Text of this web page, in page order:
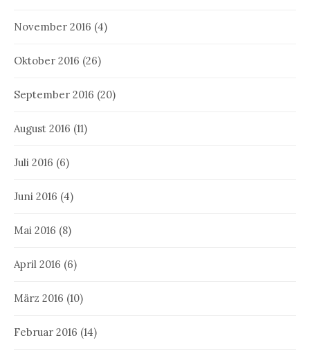
November 2016 (4)
Oktober 2016 (26)
September 2016 (20)
August 2016 (11)
Juli 2016 (6)
Juni 2016 (4)
Mai 2016 (8)
April 2016 (6)
März 2016 (10)
Februar 2016 (14)